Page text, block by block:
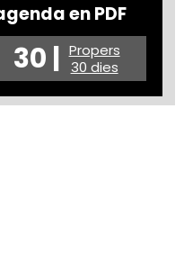
en PDF
30 | Propers
30 dies